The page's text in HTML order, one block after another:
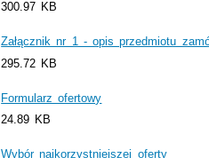
300.97 KB
Załącznik nr 1 - opis przedmiotu
295.72 KB
Formularz ofertowy
24.89 KB
Wybór najkorzystniejszej oferty